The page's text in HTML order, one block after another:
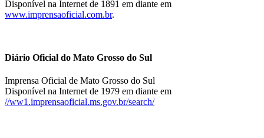
Disponível na Internet de 1891 em diante em
www.imprensaoficial.com.br.
Diário Oficial do Mato Grosso do Sul
Imprensa Oficial de Mato Grosso do Sul
Disponível na Internet de 1979 em diante em
//ww1.imprensaoficial.ms.gov.br/search/